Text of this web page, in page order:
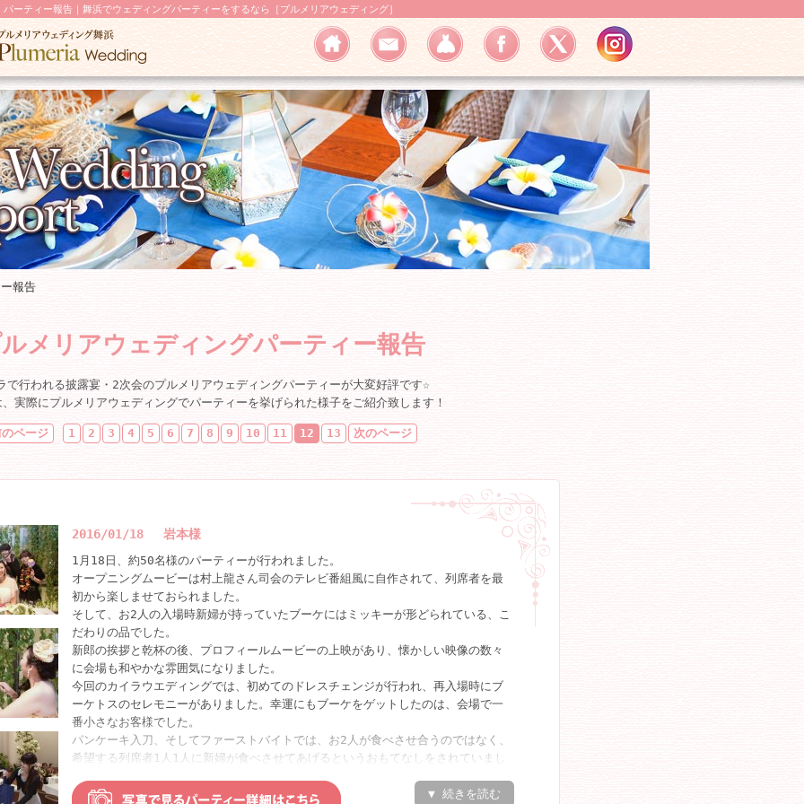
パーティー報告｜舞浜でウェディングパーティーをするなら［プルメリアウェディング］
報告
メリアウェディングパーティー報告
で行われる披露宴・2次会のプルメリアウェディングパーティーが大変好評です☆
実際にプルメリアウェディングでパーティーを挙げられた様子をご紹介致します！
ページ 1 2 3 4 5 6 7 8 9 10 11 12 13 次のページ
2016/01/18 岩本様
1月18日、約50名様のパーティーが行われました。
オープニングムービーは村上龍さん司会のテレビ番組風に自作されて、列席者を最
初から楽しませておられました。
そして、お2人の入場時新婦が持っていたブーケにはミッキーが形どられている、こ
だわりの品でした。
新郎の挨拶と乾杯の後、プロフィールムービーの上映があり、懐かしい映像の数々
に会場も和やかな雰囲気になりました。
今回のカイラウエディングでは、初めてのドレスチェンジが行われ、再入場時にブ
ーケトスのセレモニーがありました。幸運にもブーケをゲットしたのは、会場で一
番小さなお客様でした。
パンケーキ入刀、そしてファーストバイトでは、お2人が食べさせ合うのではなく、
希望する列席者1人1人に新婦が食べさせてあげるというおもてなしをされていまし
余興のビンゴ大会では、18個もの景品を用意され、お2人の選び抜いた品物を、みな
▼ 続きを読む